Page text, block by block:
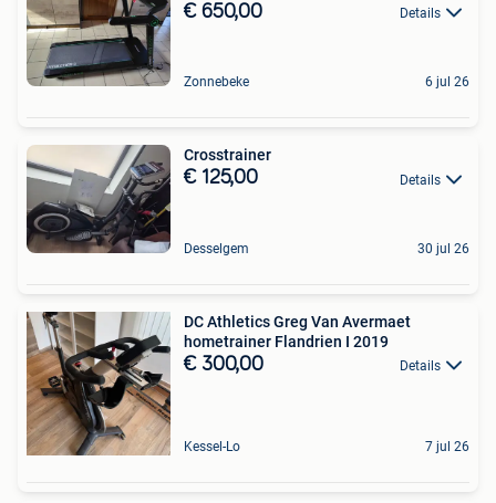
€ 650,00 Details
Zonnebeke 6 jul 26
Crosstrainer
€ 125,00 Details
Desselgem 30 jul 26
DC Athletics Greg Van Avermaet
hometrainer Flandrien I 2019
€ 300,00 Details
Kessel-Lo 7 jul 26